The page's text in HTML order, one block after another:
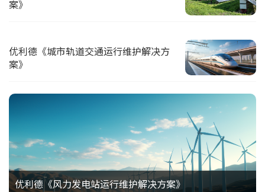
案》
优利德《城市轨道交通运行维护解决方
案》
优利德《风力发电站运行维护解决方案》